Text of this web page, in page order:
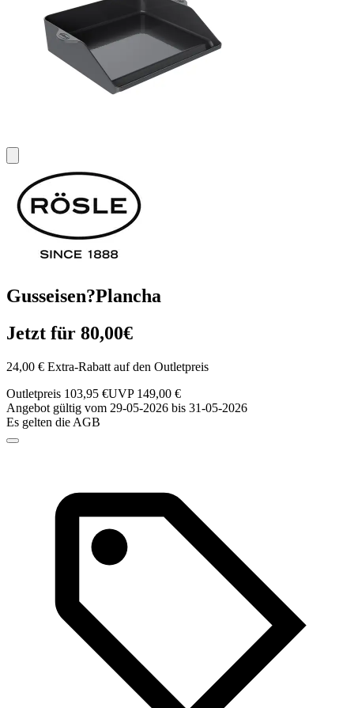
Gusseisen?Plancha
Jetzt für 80,00€
24,00 € Extra-Rabatt auf den Outletpreis
Outletpreis 103,95 €UVP 149,00 €
Angebot gültig vom 29-05-2026 bis 31-05-2026
Es gelten die AGB